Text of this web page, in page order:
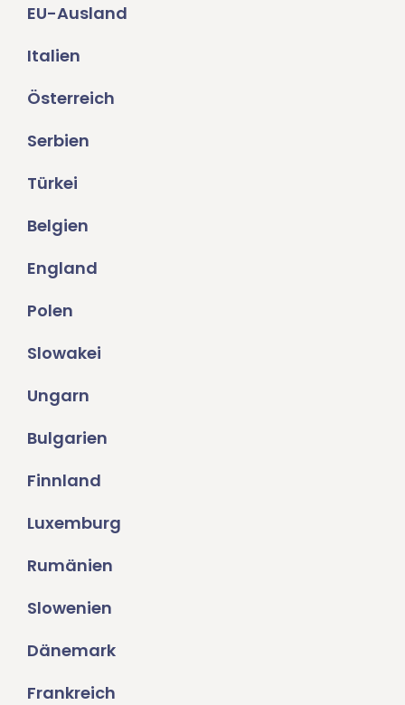
EU-Ausland
Italien
Österreich
Serbien
Türkei
Belgien
England
Polen
Slowakei
Ungarn
Bulgarien
Finnland
Luxemburg
Rumänien
Slowenien
Dänemark
Frankreich